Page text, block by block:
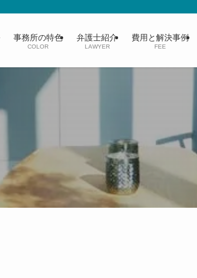
事務所の特色
COLOR
弁護士紹介
LAWYER
費用と解決事例
FEE